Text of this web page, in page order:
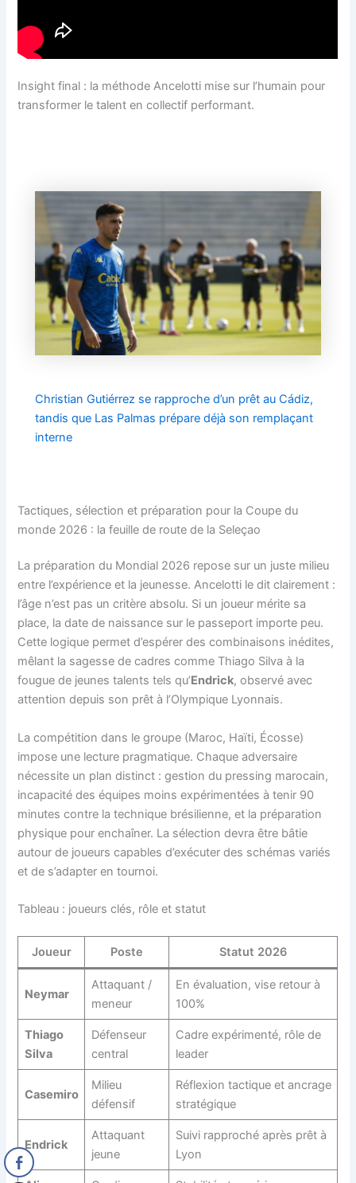
Insight final : la méthode Ancelotti mise sur l’humain pour
transformer le talent en collectif performant.
Christian Gutiérrez se rapproche d’un prêt au Cádiz,
tandis que Las Palmas prépare déjà son remplaçant
interne
Tactiques, sélection et préparation pour la Coupe du
monde 2026 : la feuille de route de la Seleçao
La préparation du Mondial 2026 repose sur un juste milieu
entre l’expérience et la jeunesse. Ancelotti le dit clairement :
l’âge n’est pas un critère absolu. Si un joueur mérite sa
place, la date de naissance sur le passeport importe peu.
Cette logique permet d’espérer des combinaisons inédites,
mêlant la sagesse de cadres comme Thiago Silva à la
fougue de jeunes talents tels qu’Endrick, observé avec
attention depuis son prêt à l’Olympique Lyonnais.
La compétition dans le groupe (Maroc, Haïti, Écosse)
impose une lecture pragmatique. Chaque adversaire
nécessite un plan distinct : gestion du pressing marocain,
incapacité des équipes moins expérimentées à tenir 90
minutes contre la technique brésilienne, et la préparation
physique pour enchaîner. La sélection devra être bâtie
autour de joueurs capables d’exécuter des schémas variés
et de s’adapter en tournoi.
Tableau : joueurs clés, rôle et statut
Joueur Poste Statut 2026
Neymar
Attaquant /
meneur
En évaluation, vise retour à
100%
Thiago
Silva
Défenseur
central
Cadre expérimenté, rôle de
leader
Casemiro
Milieu
défensif
Réflexion tactique et ancrage
stratégique
Endrick
Attaquant
jeune
Suivi rapproché après prêt à
Lyon